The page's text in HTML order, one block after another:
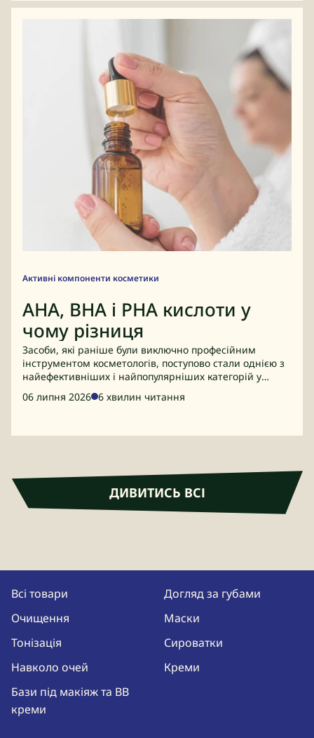
Активні компоненти косметики
AHA, BHA і PHA кислоти у
чому різниця
Засоби, які раніше були виключно професійним
інструментом косметологів, поступово стали однією з
найефективніших і найпопулярніших категорій у
06 липня 2026 6 хвилин читання
ДИВИТИСЬ ВСІ
Всі товари
Очищення
Тонізація
Навколо очей
Бази під макіяж та BB
креми
Догляд за губами
Маски
Сироватки
Креми